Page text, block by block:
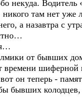
некуда.
там нет уже
а назавтра с
от бывших
он теперь -
бывших